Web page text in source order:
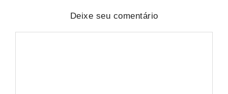
Deixe seu comentário